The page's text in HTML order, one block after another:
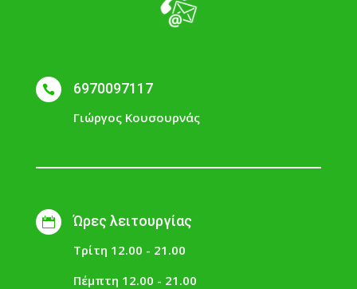
 6970097117
Γιώργος Κουσουρνάς
 Ώρες λειτουργίας
Τρίτη 12.00 - 21.00
Πέμπτη 12.00 - 21.00